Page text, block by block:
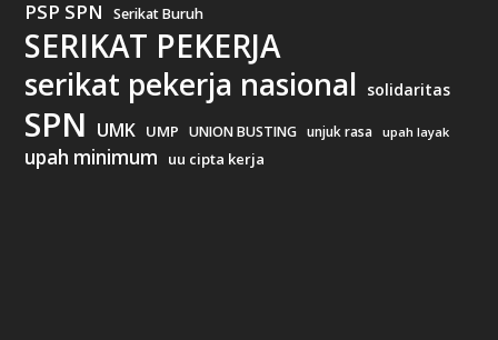
PSP SPN Serikat Buruh
SERIKAT PEKERJA
serikat pekerja nasional solidaritas
SPN UMK UMP UNION BUSTING unjuk rasa upah layak
upah minimum uu cipta kerja